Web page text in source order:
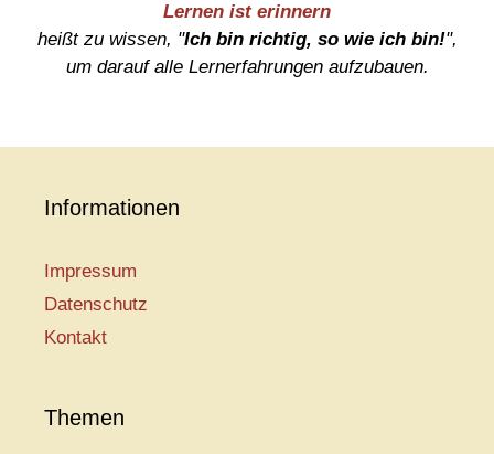
Lernen ist erinnern
heißt zu wissen, "Ich bin richtig, so wie ich bin!",
um darauf alle Lernerfahrungen aufzubauen.
Informationen
Impressum
Datenschutz
Kontakt
Themen